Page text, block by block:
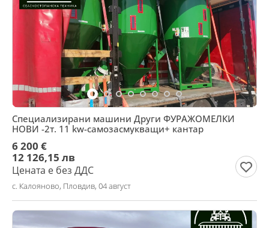
Специализирани машини Други ФУРАЖОМЕЛКИ
НОВИ -2т. 11 kw-самозасмукващи+ кантар
6 200 €
12 126,15 лв
Цената е без ДДС
с. Калояново, Пловдив, 04 август